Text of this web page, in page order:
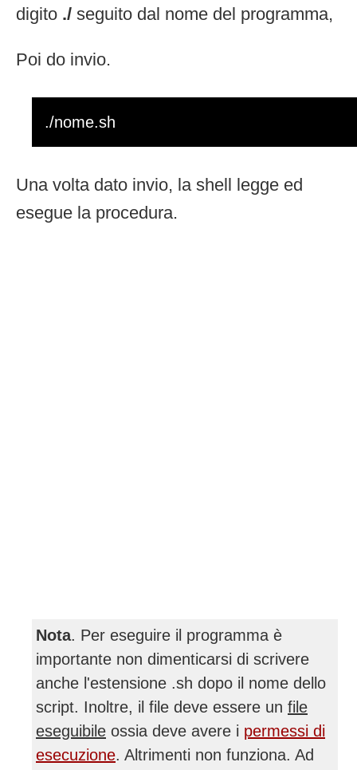
digito ./ seguito dal nome del programma,
Poi do invio.
./nome.sh
Una volta dato invio, la shell legge ed
esegue la procedura.
Nota. Per eseguire il programma è
importante non dimenticarsi di scrivere
anche l'estensione .sh dopo il nome dello
script. Inoltre, il file deve essere un file
eseguibile ossia deve avere i permessi di
esecuzione. Altrimenti non funziona. Ad